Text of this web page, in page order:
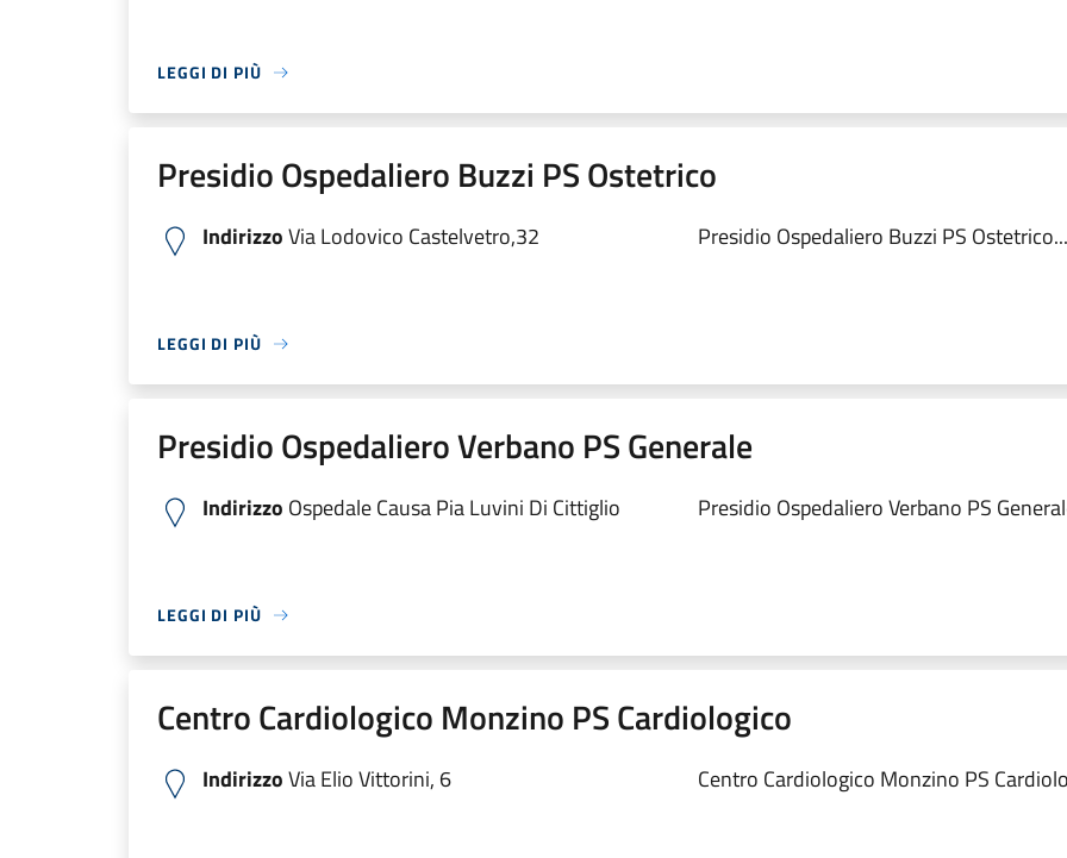
LEGGI DI PIÙ
Presidio Ospedaliero Buzzi PS Ostetrico
IndirizzoVia Lodovico Castelvetro,32 Presidio Ospedaliero Buzzi PS Ostetrico...
LEGGI DI PIÙ
Presidio Ospedaliero Verbano PS Generale
Indirizzo Ospedale Causa Pia Luvini Di Cittiglio Presidio Ospedaliero Verbano PS
LEGGI DI PIÙ
Centro Cardiologico Monzino PS Cardiologico
IndirizzoVia Elio Vittorini, 6 Centro Cardiologico Monzino PS